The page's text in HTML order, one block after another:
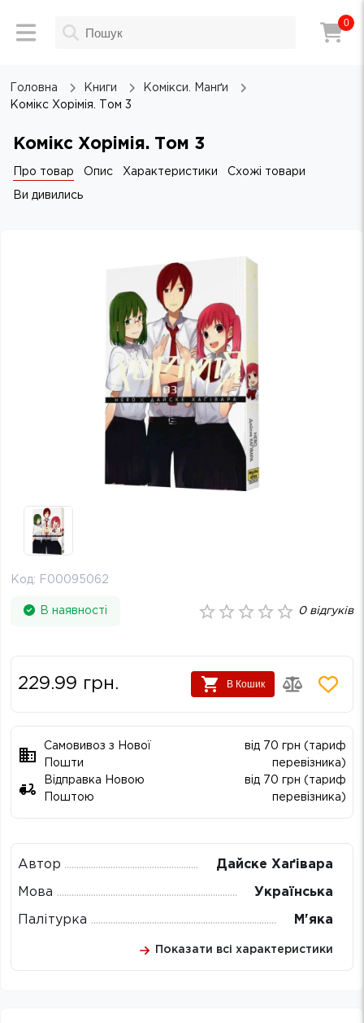
0
Головна Книги
Комікси. Манґи
Комікс Хорімія. Том 3
Комікс Хорімія. Том 3
Про товар Опис Характеристики Схожі товари
Ви дивились
Код: F00095062
В наявності 0відгуків
229.99 грн. В Кошик
Самовивоз з Нової
Пошти
від 70 грн (тариф
перевізника)
Відправка Новою
Поштою
від 70 грн (тариф
перевізника)
Автор Дайске Хаґівара
Мова Українська
Палітурка М'яка
Показати всі характеристики